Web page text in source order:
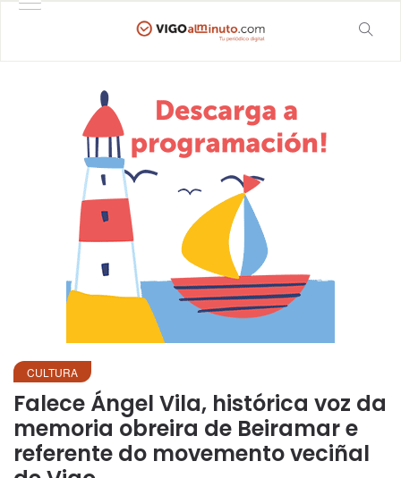
CULTURA
Falece Ángel Vila, histórica voz da
memoria obreira de Beiramar e
referente do movemento veciñal